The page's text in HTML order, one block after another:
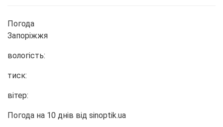
Погода
Запоріжжя
вологість:
тиск:
вітер:
Погода на 10 днів від sinoptik.ua